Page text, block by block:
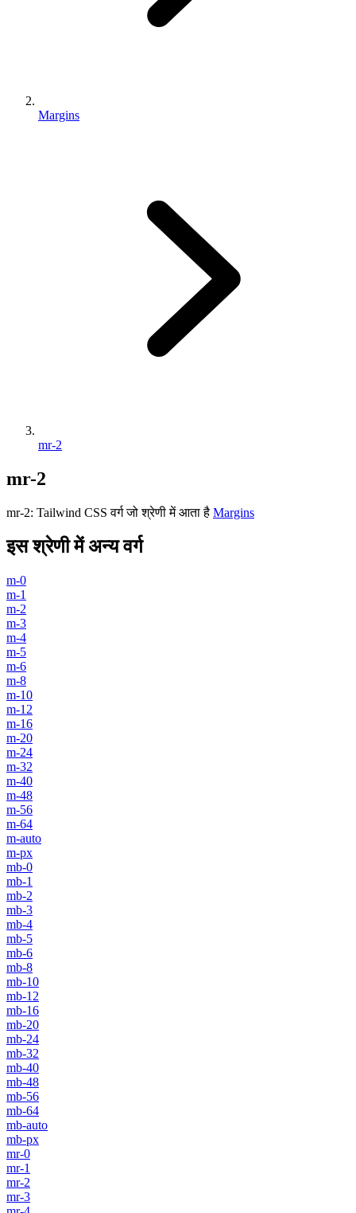
Margins
mr-2
mr-2
mr-2: Tailwind CSS वर्ग जो श्रेणी में आता है Margins
इस श्रेणी में अन्य वर्ग
m-0
m-1
m-2
m-3
m-4
m-5
m-6
m-8
m-10
m-12
m-16
m-20
m-24
m-32
m-40
m-48
m-56
m-64
m-auto
m-px
mb-0
mb-1
mb-2
mb-3
mb-4
mb-5
mb-6
mb-8
mb-10
mb-12
mb-16
mb-20
mb-24
mb-32
mb-40
mb-48
mb-56
mb-64
mb-auto
mb-px
mr-0
mr-1
mr-2
mr-3